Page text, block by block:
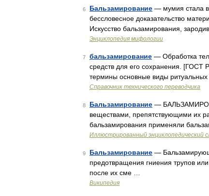
6 Бальзамирование — мумия стала в
бессловесное доказательство
Искусство бальзамирования,
Энциклопедия мифологии
7 бальзамирование — Обработка
средств для его сохранения.
термины основные виды ритуальных
Справочник технического переводчика
8 Бальзамирование —
веществами, препятствующими их
бальзамирования применяли
Иллюстрированный энциклопедический
9 Бальзамирование —
предотвращения гниения трупов
после их сме …
Википедия